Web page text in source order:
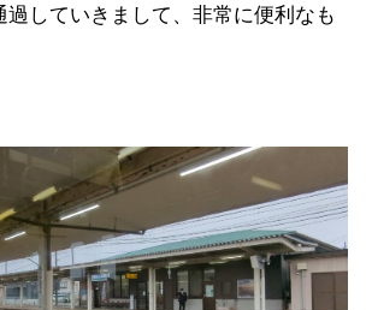
していきまして、非常に便利なも